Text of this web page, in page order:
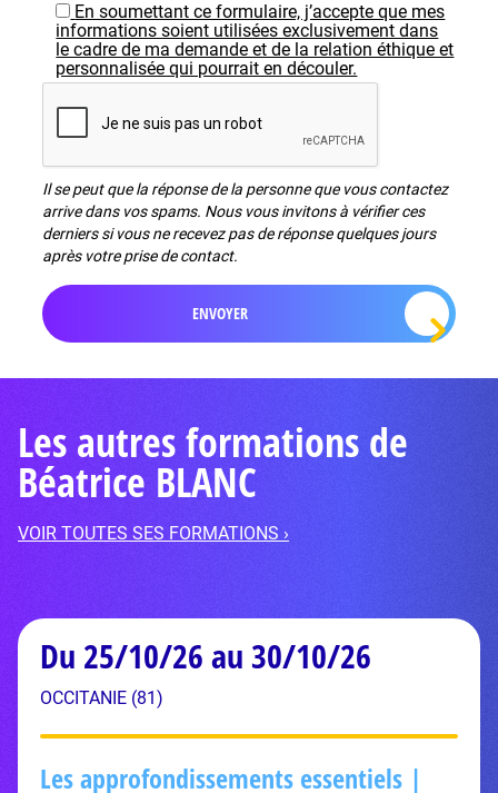
En soumettant ce formulaire, j’accepte que mes
informations soient utilisées exclusivement dans
le cadre de ma demande et de la relation éthique et
personnalisée qui pourrait en découler.
Il se peut que la réponse de la personne que vous contactez
arrive dans vos spams. Nous vous invitons à vérifier ces
derniers si vous ne recevez pas de réponse quelques jours
après votre prise de contact.
Les autres formations de
Béatrice BLANC
VOIR TOUTES SES FORMATIONS ›
Du 25/10/26 au 30/10/26
OCCITANIE (81)
Les approfondissements essentiels |